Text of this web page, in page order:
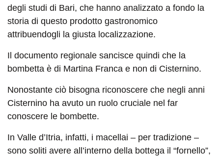
degli studi di Bari, che hanno analizzato a fondo la
storia di questo prodotto gastronomico
attribuendogli la giusta localizzazione.
Il documento regionale sancisce quindi che la
bombetta è di Martina Franca e non di Cisternino.
Nonostante ciò bisogna riconoscere che negli anni
Cisternino ha avuto un ruolo cruciale nel far
conoscere le bombette.
In Valle d’Itria, infatti, i macellai – per tradizione –
sono soliti avere all’interno della bottega il “fornello”,